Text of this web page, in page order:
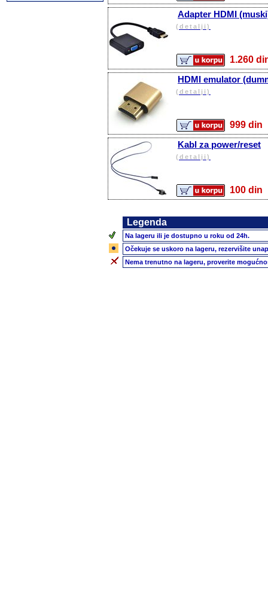
Adapter HDMI
(detalji)
1.260
HDMI emulator
(detalji)
999
Kabl za power/reset
(detalji)
100
Legenda
Na lageru ili je dostupno u roku od 24h.
Očekuje se uskoro na lageru, rezervišite
Nema trenutno na lageru, proverite